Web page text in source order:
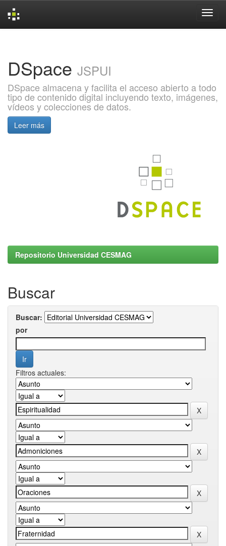
DSpace JSPUI
DSpace almacena y facilita el acceso abierto a todo
tipo de contenido digital incluyendo texto, imágenes,
vídeos y colecciones de datos.
Leer más
Repositorio Universidad CESMAG
Buscar
Buscar:
por
Filtros actuales: